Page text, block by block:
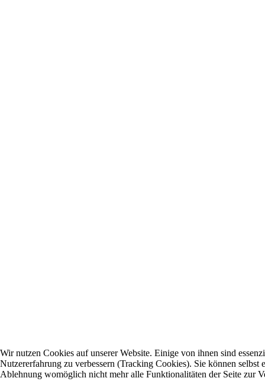
Wir nutzen Cookies auf unserer Website. Einige von ihnen sind
Nutzererfahrung zu verbessern (Tracking Cookies). Sie können selbst
Ablehnung womöglich nicht mehr alle Funktionalitäten der Seite zur